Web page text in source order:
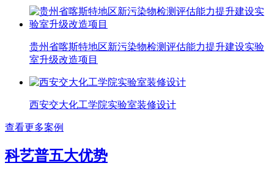
贵州省喀斯特地区新污染物检测评估能力提升建设实验
室升级改造项目
西安交大化工学院实验室装修设计
查看更多案例
科艺普五大优势